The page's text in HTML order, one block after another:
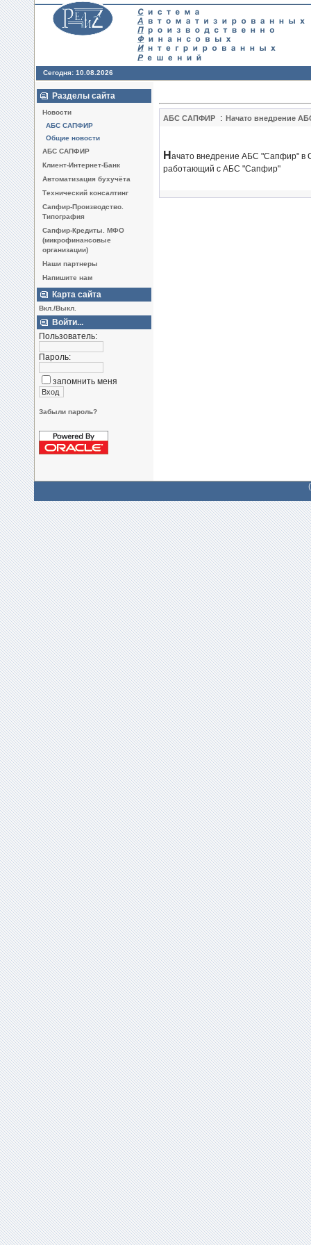
Сегодня: 10.08.2026
Разделы сайта
Новости
АБС САПФИР
Общие новости
АБС САПФИР
Клиент-Интернет-Банк
Автоматизация бухучёта
Технический консалтинг
Сапфир-Производство.
Типография
Сапфир-Кредиты. МФО
(микрофинансовые
организации)
Наши партнеры
Напишите нам
Карта сайта
Вкл./Выкл.
Войти...
Пользователь:
Пароль:
запомнить меня
Забыли пароль?
АБС САПФИР : Начато внедрение
Н ачато внедрение АБС "Сапфир"
работающий с АБС "Сапфир"